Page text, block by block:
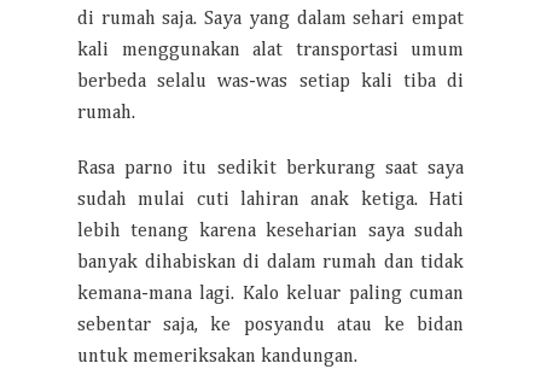
di rumah saja. Saya yang dalam sehari empat
kali menggunakan alat transportasi umum
berbeda selalu was-was setiap kali tiba di
rumah.
Rasa parno itu sedikit berkurang saat saya
sudah mulai cuti lahiran anak ketiga. Hati
lebih tenang karena keseharian saya sudah
banyak dihabiskan di dalam rumah dan tidak
kemana-mana lagi. Kalo keluar paling cuman
sebentar saja, ke posyandu atau ke bidan
untuk memeriksakan kandungan.